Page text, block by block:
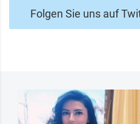
Folgen Sie uns auf